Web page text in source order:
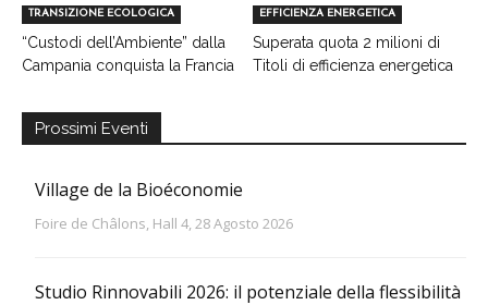
TRANSIZIONE ECOLOGICA
“Custodi dell’Ambiente” dalla
Campania conquista la Francia
EFFICIENZA ENERGETICA
Superata quota 2 milioni di
Titoli di efficienza energetica
Prossimi Eventi
Village de la Bioéconomie
Foire de Châlons, Hall 4, 28 Agosto 2026
Studio Rinnovabili 2026: il potenziale della flessibilità